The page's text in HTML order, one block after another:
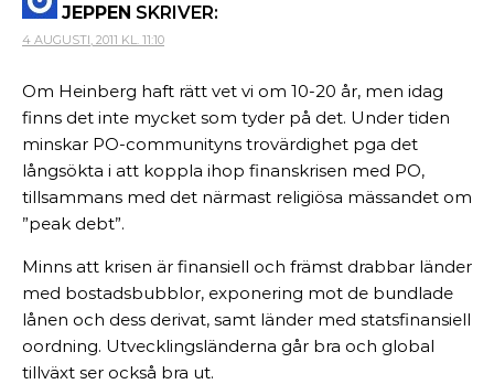
JEPPEN SKRIVER:
4 AUGUSTI, 2011 KL. 11:10
Om Heinberg haft rätt vet vi om 10-20 år, men idag
finns det inte mycket som tyder på det. Under tiden
minskar PO-communityns trovärdighet pga det
långsökta i att koppla ihop finanskrisen med PO,
tillsammans med det närmast religiösa mässandet om
”peak debt”.
Minns att krisen är finansiell och främst drabbar länder
med bostadsbubblor, exponering mot de bundlade
lånen och dess derivat, samt länder med statsfinansiell
oordning. Utvecklingsländerna går bra och global
tillväxt ser också bra ut.